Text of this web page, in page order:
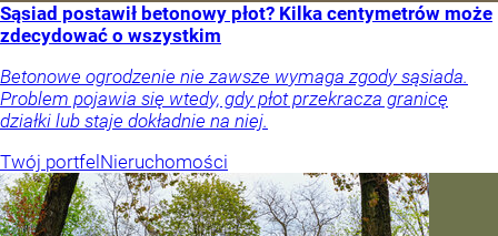
Sąsiad postawił betonowy płot? Kilka centymetrów może
zdecydować o wszystkim
Betonowe ogrodzenie nie zawsze wymaga zgody sąsiada.
Problem pojawia się wtedy, gdy płot przekracza granicę
działki lub staje dokładnie na niej.
Twój portfelNieruchomości